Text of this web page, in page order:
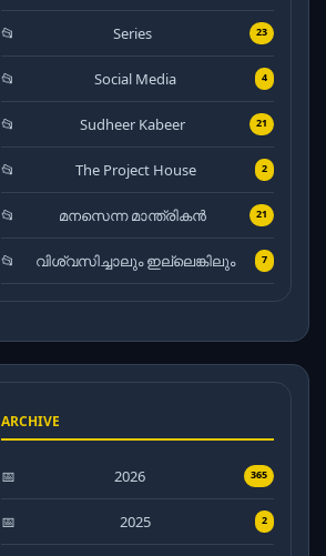
Series 23
Social Media 4
Sudheer Kabeer 21
The Project House 2
മനസെന്ന മാന്ത്രികൻ 21
വിശ്വസിച്ചാലും ഇല്ലെങ്കിലും 7
ARCHIVE
2026 365
2025 2